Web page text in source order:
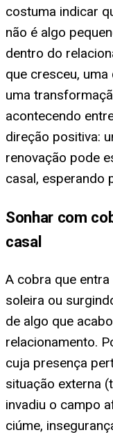
costuma indicar
não é algo
dentro do
que cresceu,
uma
acontecendo
direção positiva:
renovação pode
casal, esperando
Sonhar com
casal
A cobra que
soleira ou
de algo que
relacionamento.
cuja presença
situação externa
invadiu o campo
ciúme,